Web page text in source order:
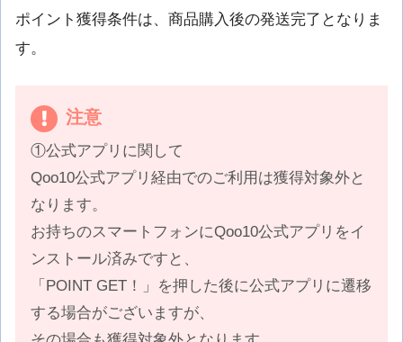
ポイント獲得条件は、商品購入後の発送完了となりま
す。
注意
①公式アプリに関して
Qoo10公式アプリ経由でのご利用は獲得対象外と
なります。
お持ちのスマートフォンにQoo10公式アプリをイ
ンストール済みですと、
「POINT GET！」を押した後に公式アプリに遷移
する場合がございますが、